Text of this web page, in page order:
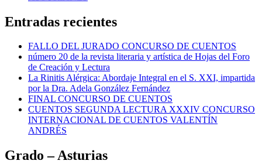
Entradas recientes
FALLO DEL JURADO CONCURSO DE CUENTOS
número 20 de la revista literaria y artística de Hojas del Foro
de Creación y Lectura
La Rinitis Alérgica: Abordaje Integral en el S. XXI, impartida
por la Dra. Adela González Fernández
FINAL CONCURSO DE CUENTOS
CUENTOS SEGUNDA LECTURA XXXIV CONCURSO
INTERNACIONAL DE CUENTOS VALENTÍN
ANDRÉS
Grado – Asturias